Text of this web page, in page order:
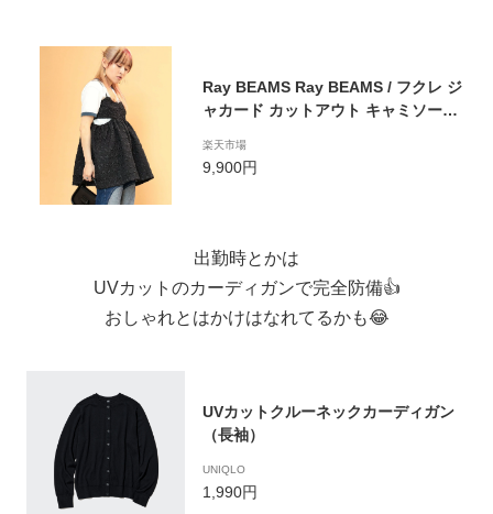
Ray BEAMS Ray BEAMS / フクレ ジ
ャカード カットアウト キャミソール
ール ブラック ベージュ イエロー【送
料無料】
楽天市場
9,900円
出勤時とかは
UVカットのカーディガンで完全防備👍
おしゃれとはかけはなれてるかも😂
UVカットクルーネックカーディガン
（長袖）
UNIQLO
1,990円